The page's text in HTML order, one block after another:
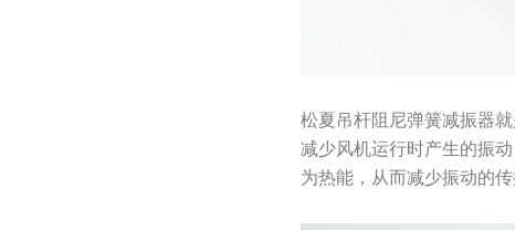
松夏吊杆阻尼弹簧减振器
减少风机运行时产生的振
为热能，从而减少振动的传